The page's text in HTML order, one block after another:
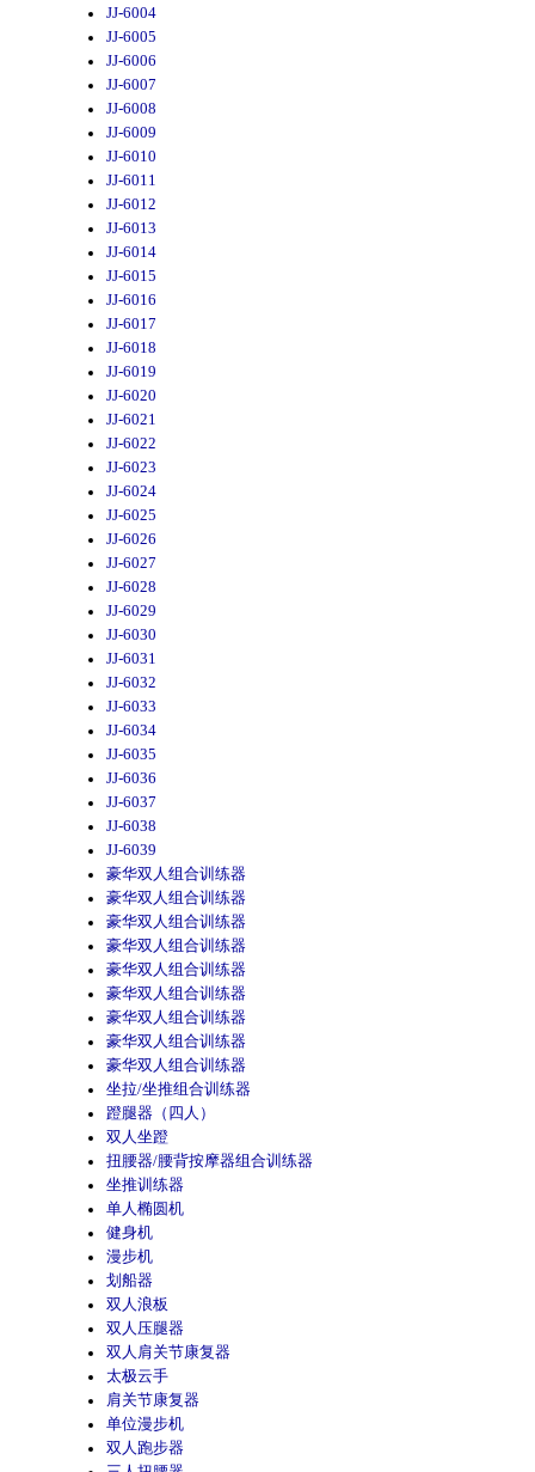
JJ-6004
JJ-6005
JJ-6006
JJ-6007
JJ-6008
JJ-6009
JJ-6010
JJ-6011
JJ-6012
JJ-6013
JJ-6014
JJ-6015
JJ-6016
JJ-6017
JJ-6018
JJ-6019
JJ-6020
JJ-6021
JJ-6022
JJ-6023
JJ-6024
JJ-6025
JJ-6026
JJ-6027
JJ-6028
JJ-6029
JJ-6030
JJ-6031
JJ-6032
JJ-6033
JJ-6034
JJ-6035
JJ-6036
JJ-6037
JJ-6038
JJ-6039
豪华双人组合训练器
豪华双人组合训练器
豪华双人组合训练器
豪华双人组合训练器
豪华双人组合训练器
豪华双人组合训练器
豪华双人组合训练器
豪华双人组合训练器
豪华双人组合训练器
坐拉/坐推组合训练器
蹬腿器（四人）
双人坐蹬
扭腰器/腰背按摩器组合训练器
坐推训练器
单人椭圆机
健身机
漫步机
划船器
双人浪板
双人压腿器
双人肩关节康复器
太极云手
肩关节康复器
单位漫步机
双人跑步器